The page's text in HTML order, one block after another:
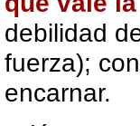
debilidad
fuerza);
encarnar.